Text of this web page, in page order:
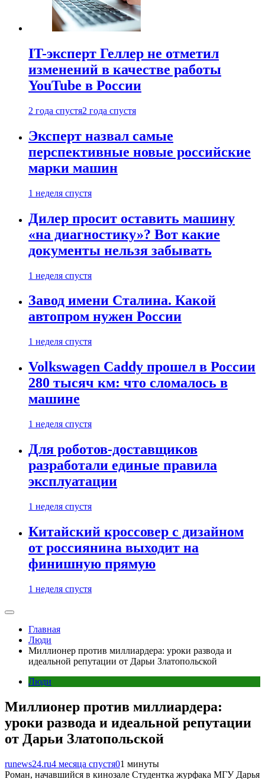
IT-эксперт Геллер не отметил
изменений в качестве работы
YouTube в России
2 года спустя2 года спустя
Эксперт назвал самые
перспективные новые российские
марки машин
1 неделя спустя
Дилер просит оставить машину
«на диагностику»? Вот какие
документы нельзя забывать
1 неделя спустя
Завод имени Сталина. Какой
автопром нужен России
1 неделя спустя
Volkswagen Caddy прошел в России
280 тысяч км: что сломалось в
машине
1 неделя спустя
Для роботов-доставщиков
разработали единые правила
эксплуатации
1 неделя спустя
Китайский кроссовер с дизайном
от россиянина выходит на
финишную прямую
1 неделя спустя
Главная
Люди
Миллионер против миллиардера: уроки развода и
идеальной репутации от Дарьи Златопольской
Люди
Миллионер против миллиардера:
уроки развода и идеальной репутации
от Дарьи Златопольской
runews24.ru4 месяца спустя01 минуты
Роман, начавшийся в кинозале Студентка журфака МГУ Дарья